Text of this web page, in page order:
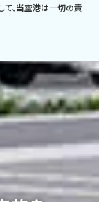
、当空港は一切の責